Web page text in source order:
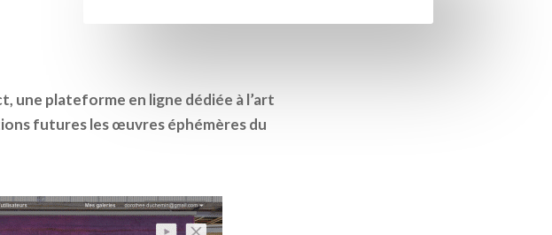
une plateforme en ligne dédiée à l’art
futures les œuvres éphémères du